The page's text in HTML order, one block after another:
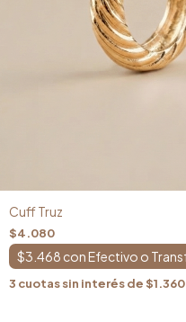
Cuff Truz
$4.080
$3.468 con
3 cuotas sin interés de$1.360